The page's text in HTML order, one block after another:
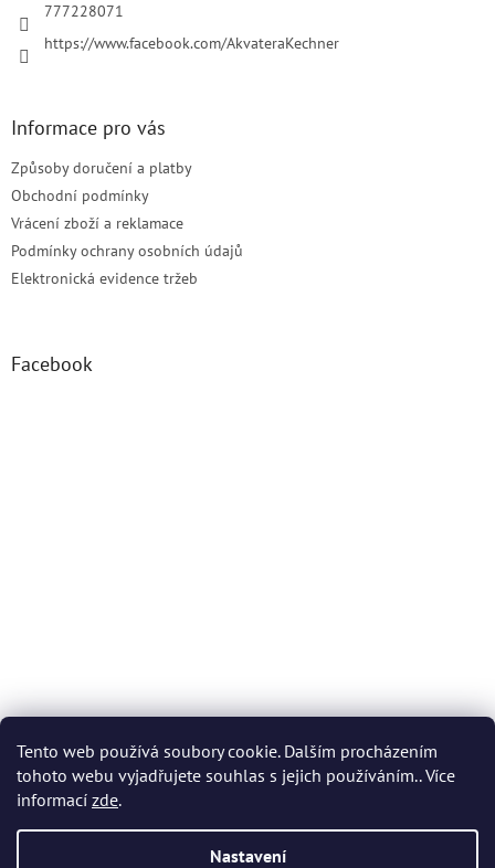
Tento web používá soubory cookie. Dalším procházením
tohoto webu vyjadřujete souhlas s jejich používáním.. Více
informací zde.
Nastavení
k
777228071
https://www.facebook.com/AkvateraKechner
Informace pro vás
Způsoby doručení a platby
Obchodní podmínky
Vrácení zboží a reklamace
Podmínky ochrany osobních údajů
Elektronická evidence tržeb
Facebook
Vytvořil Shoptet